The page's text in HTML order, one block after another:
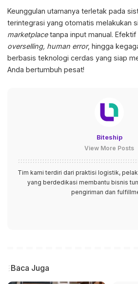
Keunggulan utamanya terletak pada
terintegrasi yang otomatis melakukan
marketplacetanpa input manual.
overselling, human error, hingga
berbasis teknologi cerdas yang siap
Anda bertumbuh pesat!
Biteship
View More Posts
Tim kami terdiri dari praktisi logistik,
yang berdedikasi membantu bisnis
pengiriman dan
Baca Juga